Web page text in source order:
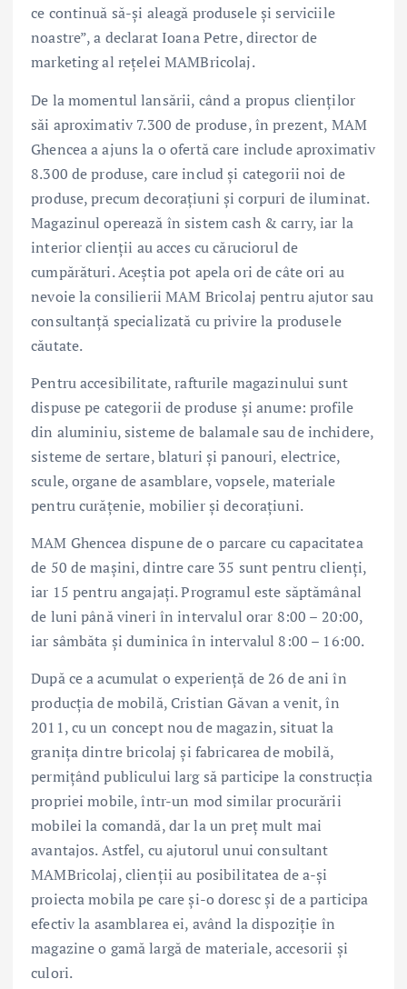
ce continuă să-și aleagă produsele și serviciile
noastre”, a declarat Ioana Petre, director de
marketing al rețelei MAMBricolaj.
De la momentul lansării, când a propus clienților
săi aproximativ 7.300 de produse, în prezent, MAM
Ghencea a ajuns la o ofertă care include aproximativ
8.300 de produse, care includ și categorii noi de
produse, precum decoraţiuni şi corpuri de iluminat.
Magazinul operează în sistem cash & carry, iar la
interior clienţii au acces cu căruciorul de
cumpărături. Aceştia pot apela ori de câte ori au
nevoie la consilierii MAM Bricolaj pentru ajutor sau
consultanţă specializată cu privire la produsele
căutate.
Pentru accesibilitate, rafturile magazinului sunt
dispuse pe categorii de produse şi anume: profile
din aluminiu, sisteme de balamale sau de inchidere,
sisteme de sertare, blaturi şi panouri, electrice,
scule, organe de asamblare, vopsele, materiale
pentru curăţenie, mobilier şi decoraţiuni.
MAM Ghencea dispune de o parcare cu capacitatea
de 50 de maşini, dintre care 35 sunt pentru clienţi,
iar 15 pentru angajaţi. Programul este săptămânal
de luni până vineri în intervalul orar 8:00 – 20:00,
iar sâmbăta şi duminica în intervalul 8:00 – 16:00.
După ce a acumulat o experiență de 26 de ani în
producția de mobilă, Cristian Găvan a venit, în
2011, cu un concept nou de magazin, situat la
granița dintre bricolaj și fabricarea de mobilă,
permițând publicului larg să participe la construcția
propriei mobile, într-un mod similar procurării
mobilei la comandă, dar la un preț mult mai
avantajos. Astfel, cu ajutorul unui consultant
MAMBricolaj, clienții au posibilitatea de a-și
proiecta mobila pe care și-o doresc și de a participa
efectiv la asamblarea ei, având la dispoziție în
magazine o gamă largă de materiale, accesorii și
culori.